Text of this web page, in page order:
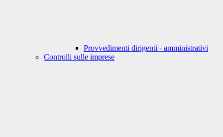
Provvedimenti dirigenti - amministrativi
Controlli sulle imprese